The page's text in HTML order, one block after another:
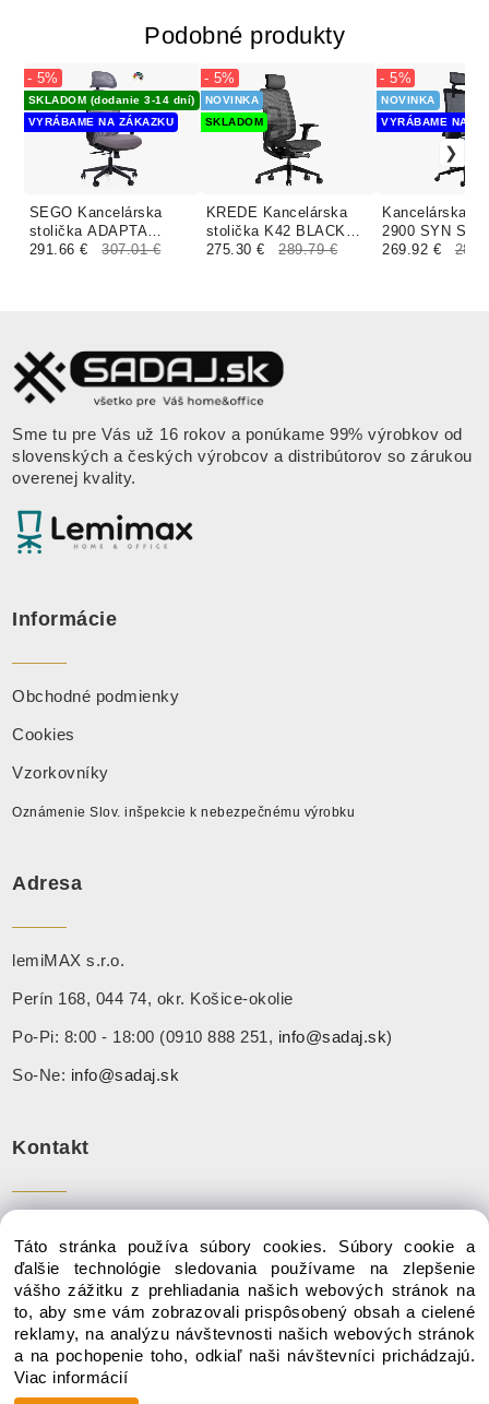
Podobné produkty
SEGO Kancelárska
stolička ADAPTA
čalúnenie PALLADIO
SKLADOM (dodanie 3-14 dní)
VYRÁBAME NA ZÁKAZKU
- 5%
291.66 € 307.01 €
KREDE Kancelárska
stolička K42 BLACK
FULL MESH čierna
NOVINKA
SKLADOM
- 5%
275.30 € 289.79 €
Kancelárska
2900 SYN SL
BLACK WHITE
NOVINKA
VYRÁBAME NA
- 5%
269.92 €
Sme tu pre Vás už 16 rokov a ponúkame 99% výrobkov od
slovenských a českých výrobcov a distribútorov so zárukou
overenej kvality.
Informácie
Obchodné podmienky
Cookies
Vzorkovníky
Oznámenie Slov. inšpekcie k nebezpečnému výrobku
Adresa
lemiMAX s.r.o.
Perín 168, 044 74, okr. Košice-okolie
Po-Pi: 8:00 - 18:00 (0910 888 251, info@sadaj.sk)
So-Ne: info@sadaj.sk
Kontakt
Mail:info@sadaj.sk
Copyright © 2020 SADAJ.SK, Všetky práva vyhradené
Táto stránka používa súbory cookies. Súbory cookie a
ďalšie technológie sledovania používame na zlepšenie
vášho zážitku z prehliadania našich webových stránok na
to, aby sme vám zobrazovali prispôsobený obsah a cielené
reklamy, na analýzu návštevnosti našich webových stránok
a na pochopenie toho, odkiaľ naši návštevníci prichádzajú.
Viac informácií